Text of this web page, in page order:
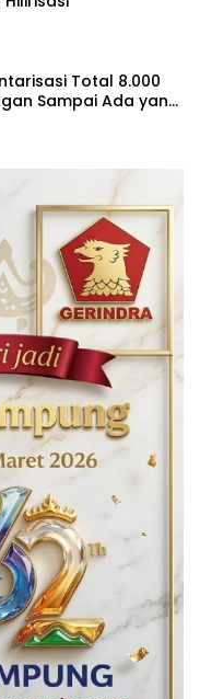
Total 8.000
Sampai Ada yang